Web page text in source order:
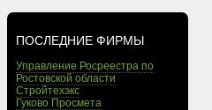
ПОСЛЕДНИЕ ФИРМЫ
Управление Росреестра по
Ростовской области
Стройтехэкс
Гуково Просмета